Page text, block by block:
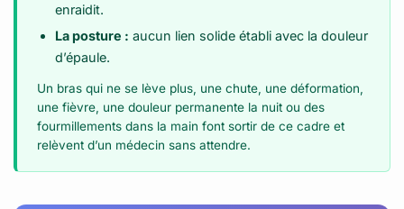
enraidit.
La posture : aucun lien solide établi avec la douleur
d’épaule.
Un bras qui ne se lève plus, une chute, une déformation,
une fièvre, une douleur permanente la nuit ou des
fourmillements dans la main font sortir de ce cadre et
relèvent d’un médecin sans attendre.